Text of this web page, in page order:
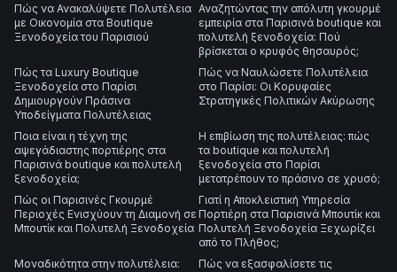
Πώς να Ανακαλύψετε Πολυτέλεια
με Οικονομία στα Boutique
Ξενοδοχεία του Παρισιού
Αναζητώντας την απόλυτη γκουρμέ
εμπειρία στα Παρισινά boutique και
πολυτελή ξενοδοχεία: Πού
βρίσκεται ο κρυφός θησαυρός;
Πώς τα Luxury Boutique
Ξενοδοχεία στο Παρίσι
Δημιουργούν Πράσινα
Υποδείγματα Πολυτέλειας
Πώς να Ναυλώσετε Πολυτέλεια
στο Παρίσι: Οι Κορυφαίες
Στρατηγικές Πολιτικών Ακύρωσης
Ποια είναι η τέχνη της
αψεγάδιαστης πορτιέρης στα
Παρισινά boutique και πολυτελή
ξενοδοχεία;
Η επιβίωση της πολυτέλειας: πώς
τα boutique και πολυτελή
ξενοδοχεία στο Παρίσι
μετατρέπουν το πράσινο σε χρυσό;
Πώς οι Παρισινές Γκουρμέ
Περιοχές Ενισχύουν τη Διαμονή σε
Μπουτίκ και Πολυτελή Ξενοδοχεία
Γιατί η Αποκλειστική Υπηρεσία
Πορτιέρη στα Παρισινά Μπουτίκ και
Πολυτελή Ξενοδοχεία Ξεχωρίζει
από το Πλήθος;
Μοναδικότητα στην πολυτέλεια:
Πώς να εξασφαλίσετε τις